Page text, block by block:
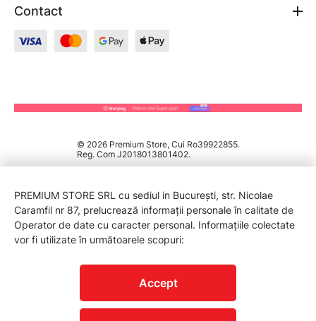
Contact
© 2026 Premium Store, Cui Ro39922855.
Reg. Com J2018013801402.
PREMIUM STORE SRL cu sediul in București, str. Nicolae
Caramfil nr 87, prelucrează informații personale în calitate de
Operator de date cu caracter personal. Informațiile colectate
vor fi utilizate în următoarele scopuri:
Accept